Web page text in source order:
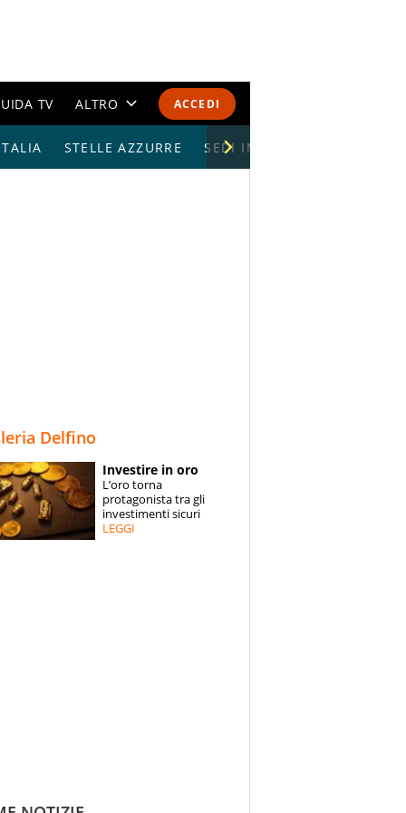
ACCEDI
TV ALTRO
CALENDARI E CLASSIFICHE
ESPERTI
CONTATTI
STELLE AZZURRE SEDI IMPIANTI
Delfino
Investire in oro
L’oro torna
protagonista tra gli
investimenti sicuri
LEGGI